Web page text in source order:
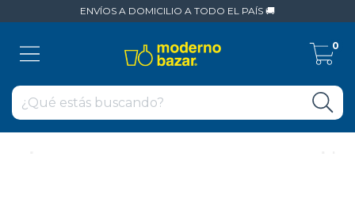
ENVÍOS A DOMICILIO A TODO EL PAÍS 🚚
0